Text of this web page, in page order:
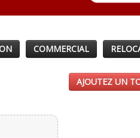
COMMERCIAL
AJOUTEZ UN